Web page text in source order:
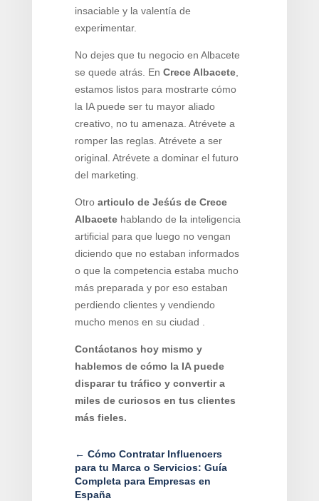
insaciable y la valentía de
experimentar.
No dejes que tu negocio en Albacete
se quede atrás. En Crece Albacete,
estamos listos para mostrarte cómo
la IA puede ser tu mayor aliado
creativo, no tu amenaza. Atrévete a
romper las reglas. Atrévete a ser
original. Atrévete a dominar el futuro
del marketing.
Otro articulo de Jeśús de Crece
Albacete hablando de la inteligencia
artificial para que luego no vengan
diciendo que no estaban informados
o que la competencia estaba mucho
más preparada y por eso estaban
perdiendo clientes y vendiendo
mucho menos en su ciudad .
Contáctanos hoy mismo y
hablemos de cómo la IA puede
disparar tu tráfico y convertir a
miles de curiosos en tus clientes
más fieles.
← Cómo Contratar Influencers
para tu Marca o Servicios: Guía
Completa para Empresas en
España